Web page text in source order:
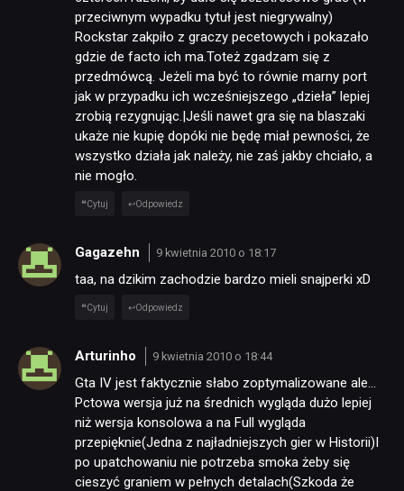
przeciwnym wypadku tytuł jest niegrywalny)
Rockstar zakpiło z graczy pecetowych i pokazało
gdzie de facto ich ma.Toteż zgadzam się z
przedmówcą. Jeżeli ma być to równie marny port
jak w przypadku ich wcześniejszego „dzieła” lepiej
zrobią rezygnując.|Jeśli nawet gra się na blaszaki
ukaże nie kupię dopóki nie będę miał pewności, że
wszystko działa jak należy, nie zaś jakby chciało, a
nie mogło.
Cytuj Odpowiedz
Gagazehn 9 kwietnia 2010 o 18:17
taa, na dzikim zachodzie bardzo mieli snajperki xD
Cytuj Odpowiedz
Arturinho 9 kwietnia 2010 o 18:44
Gta IV jest faktycznie słabo zoptymalizowane ale…
Pctowa wersja już na średnich wygląda dużo lepiej
niż wersja konsolowa a na Full wygląda
przepięknie(Jedna z najładniejszych gier w Historii)I
po upatchowaniu nie potrzeba smoka żeby się
cieszyć graniem w pełnych detalach(Szkoda że